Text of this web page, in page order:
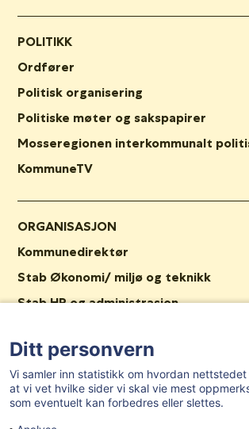
POLITIKK
Ordfører
Politisk organisering
Politiske møter og sakspapirer
Mosseregionen interkommunalt
KommuneTV
ORGANISASJON
Kommunedirektør
Stab Økonomi/ miljø og teknikk
Stab HR og administrasjon
Kommunalområde helse og velferd
Stab Plan og samfunn
Nav Våler
Ditt personvern
Vi samler inn statistikk om hvordan
at vi vet hvilke sider vi skal vie mest
som eventuelt kan forbedres eller slettes.